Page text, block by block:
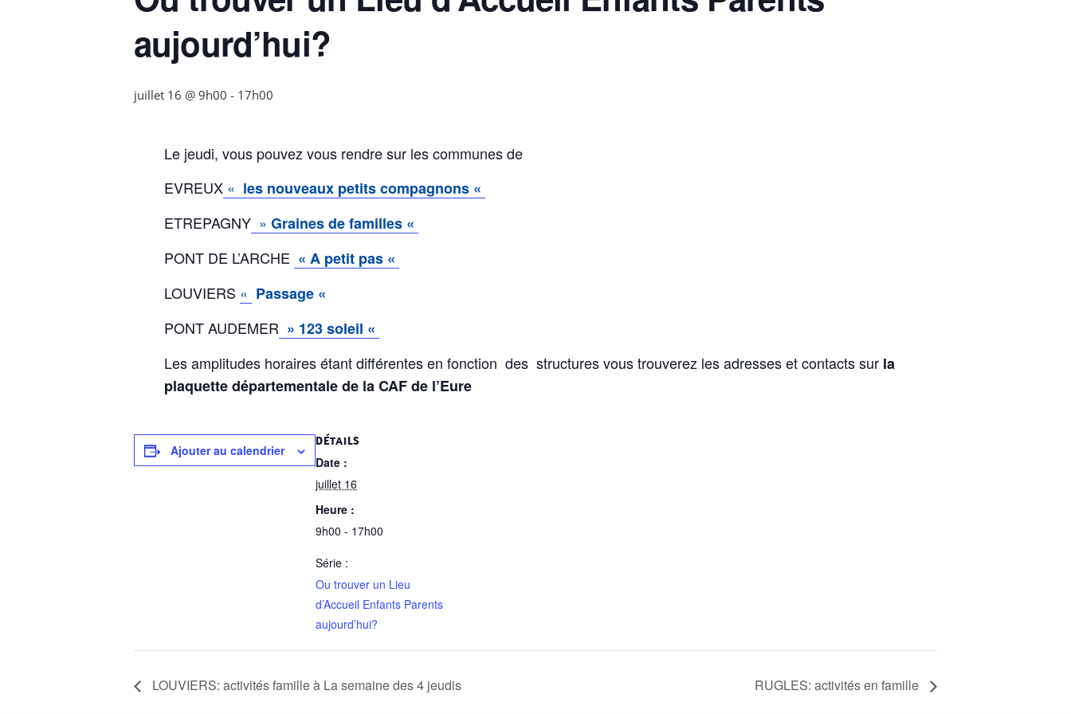
aujourd’hui?
juillet 16 @ 9h00 - 17h00
Le jeudi, vous pouvez vous rendre sur les communes de
EVREUX« les nouveaux petits compagnons «
ETREPAGNY» Graines de familles «
PONT DE L’ARCHE « A petit pas «
LOUVIERS « Passage «
PONT AUDEMER» 123 soleil «
Les amplitudes horaires étant différentes en fonction des structures vous trouverez les adresses et contacts sur la
plaquette départementale de la CAF de l’Eure
Ajouter au calendrier
DÉTAILS
Date :
juillet 16
Heure :
9h00 - 17h00
Série :
Ou trouver un Lieu
d’Accueil Enfants Parents
aujourd’hui?
LOUVIERS: activités famille à La semaine des 4 jeudis RUGLES: activités en famille